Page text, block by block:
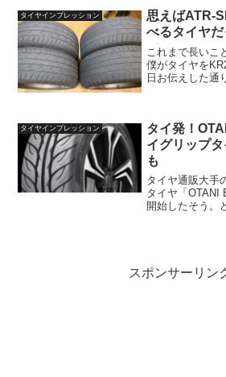
入れた...
タイヤインプレッション
思えばATR-
べるタイヤだ
これまで長いこ
僕がタイヤを
日お伝えした通
で書き...
タイヤインプレッション
タイ発！
イグリップ
も
タイヤ通販大手
タイヤ「OTANI
開始したそう。
スポンサーリン